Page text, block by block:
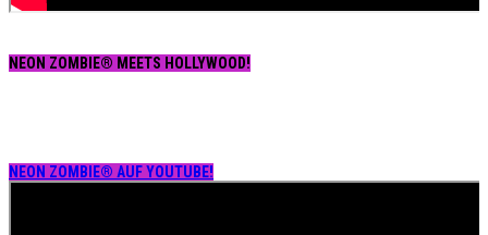
NEON ZOMBIE® MEETS HOLLYWOOD!
NEON ZOMBIE® AUF YOUTUBE!